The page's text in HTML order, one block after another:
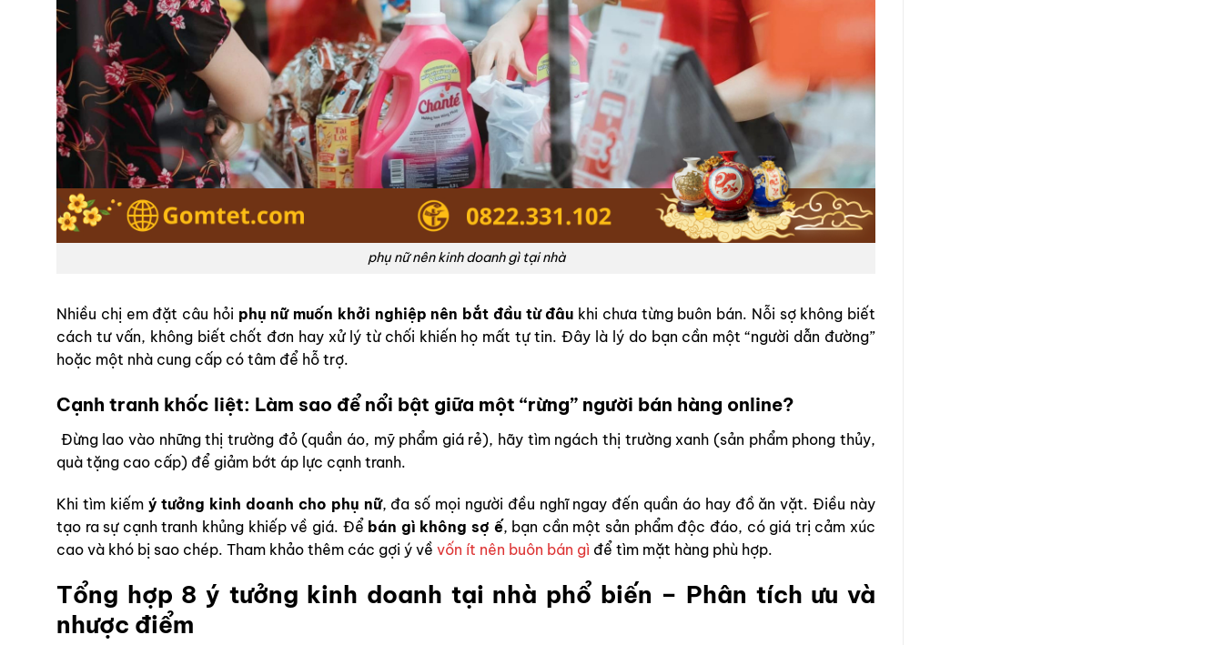
phụ nữ nên kinh doanh gì tại nhà
Nhiều chị em đặt câu hỏi phụ nữ muốn khởi nghiệp nên bắt đầu từ đâu khi chưa từng buôn bán. Nỗi sợ không biết
cách tư vấn, không biết chốt đơn hay xử lý từ chối khiến họ mất tự tin. Đây là lý do bạn cần một “người dẫn đường”
hoặc một nhà cung cấp có tâm để hỗ trợ.
Cạnh tranh khốc liệt: Làm sao để nổi bật giữa một “rừng” người bán hàng online?
Đừng lao vào những thị trường đỏ (quần áo, mỹ phẩm giá rẻ), hãy tìm ngách thị trường xanh (sản phẩm phong thủy,
quà tặng cao cấp) để giảm bớt áp lực cạnh tranh.
Khi tìm kiếm ý tưởng kinh doanh cho phụ nữ, đa số mọi người đều nghĩ ngay đến quần áo hay đồ ăn vặt. Điều này
tạo ra sự cạnh tranh khủng khiếp về giá. Để bán gì không sợ ế, bạn cần một sản phẩm độc đáo, có giá trị cảm xúc
cao và khó bị sao chép. Tham khảo thêm các gợi ý về vốn ít nên buôn bán gì để tìm mặt hàng phù hợp.
Tổng hợp 8 ý tưởng kinh doanh tại nhà phổ biến – Phân tích ưu và
nhược điểm